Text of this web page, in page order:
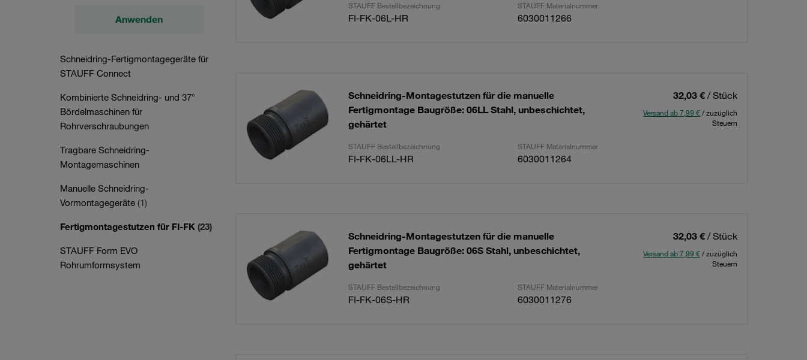
Anwenden
Schneidring-Fertigmontagegeräte für
STAUFF Connect
Kombinierte Schneidring- und 37°
Bördelmaschinen für
Rohrverschraubungen
Tragbare Schneidring-
Montagemaschinen
Manuelle Schneidring-
Vormontagegeräte (1)
Fertigmontagestutzen für FI-FK (23)
STAUFF Form EVO
Rohrumformsystem
STAUFF Bestellbezeichnung STAUFF Materialnummer
FI-FK-06L-HR 6030011266
Schneidring-Montagestutzen für die manuelle
Fertigmontage Baugröße: 06LL Stahl, unbeschichtet,
gehärtet
32,03 € / Stück
Versand ab 7,99 €/ zuzüglich
Steuern
STAUFF Bestellbezeichnung STAUFF Materialnummer
FI-FK-06LL-HR 6030011264
Schneidring-Montagestutzen für die manuelle
Fertigmontage Baugröße: 06S Stahl, unbeschichtet,
gehärtet
32,03 € / Stück
Versand ab 7,99 €/ zuzüglich
Steuern
STAUFF Bestellbezeichnung STAUFF Materialnummer
FI-FK-06S-HR 6030011276